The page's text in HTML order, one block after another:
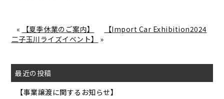
« 【夏季休業のご案内】
【Import Car Exhibition2024
二子玉川ライズイベント】
»
最近の投稿
【事業譲渡に関するお知らせ】